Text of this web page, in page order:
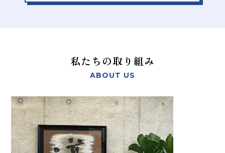
私たちの取り組み
ABOUT US